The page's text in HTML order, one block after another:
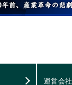
運営会社